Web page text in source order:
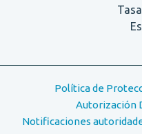
Política de
Autorización
Notificaciones